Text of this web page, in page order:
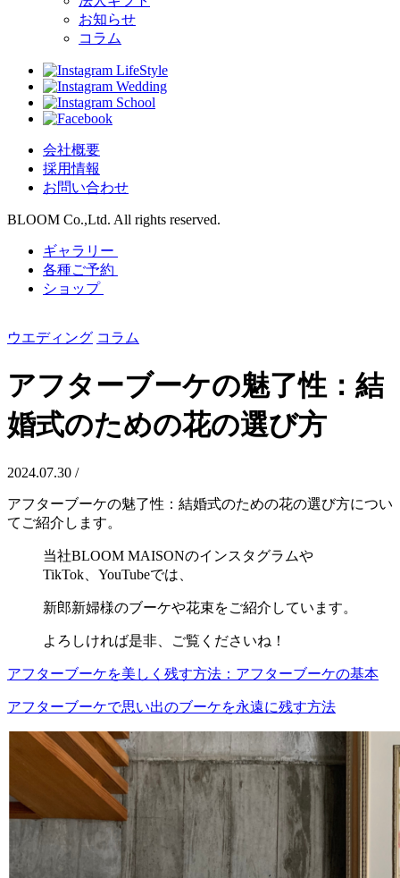
お知らせ
コラム
LifeStyle
Wedding
School
会社概要
採用情報
お問い合わせ
BLOOM Co.,Ltd. All rights reserved.
ギャラリー
各種ご予約
ショップ
ウエディング コラム
アフターブーケの魅了性：結
婚式のための花の選び方
2024.07.30 /
アフターブーケの魅了性：結婚式のための花の選び方につい
てご紹介します。
当社BLOOM MAISONのインスタグラムや
TikTok、YouTubeでは、
新郎新婦様のブーケや花束をご紹介しています。
よろしければ是非、ご覧くださいね！
アフターブーケを美しく残す方法：アフターブーケの基本
アフターブーケで思い出のブーケを永遠に残す方法